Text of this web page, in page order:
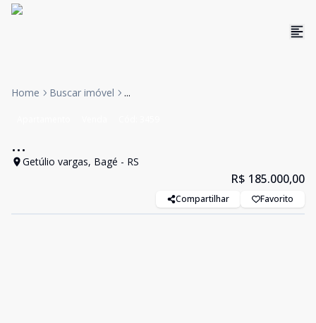
Home Buscar imóvel ...
...
Getúlio vargas, Bagé - RS
R$ 185.000,00
Compartilhar Favorito